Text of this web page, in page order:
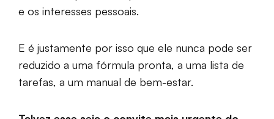
e os interesses pessoais.
E é justamente por isso que ele nunca pode ser
reduzido a uma fórmula pronta, a uma lista de
tarefas, a um manual de bem-estar.